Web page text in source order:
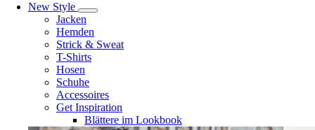
New Style
Jacken
Hemden
Strick & Sweat
T-Shirts
Hosen
Schuhe
Accessoires
Get Inspiration
Blättere im Lookbook